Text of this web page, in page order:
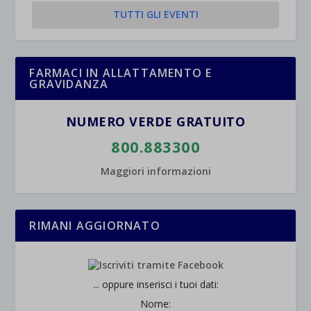
TUTTI GLI EVENTI
FARMACI IN ALLATTAMENTO E
GRAVIDANZA
NUMERO VERDE GRATUITO
800.883300
Maggiori informazioni
RIMANI AGGIORNATO
... oppure inserisci i tuoi dati:
Nome: